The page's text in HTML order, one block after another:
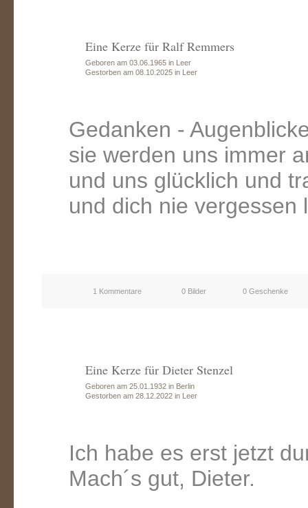
Eine Kerze für Ralf Remmers
Geboren am 03.06.1965 in Leer
Gestorben am 08.10.2025 in Leer
Gedanken -
sie werden uns immer
und uns glücklich und
und dich nie vergessen
1 Kommentare 0 Bilder 0 Geschenke
Eine Kerze für Dieter Stenzel
Geboren am 25.01.1932 in Berlin
Gestorben am 28.12.2022 in Leer
Ich habe es erst jetzt
Mach´s gut, Dieter.